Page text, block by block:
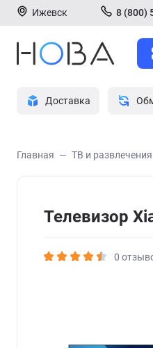
Ижевск 8 (800)
Доставка
Главная ТВ и развлечения
Телевизор
0